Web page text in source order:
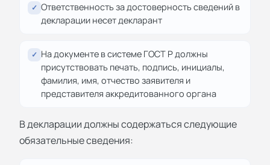
✓ Ответственность за достоверность сведений в
декларации несет декларант
✓ На документе в системе ГОСТ Р должны
присутствовать печать, подпись, инициалы,
фамилия, имя, отчество заявителя и
представителя аккредитованного органа
В декларации должны содержаться следующие
обязательные сведения: